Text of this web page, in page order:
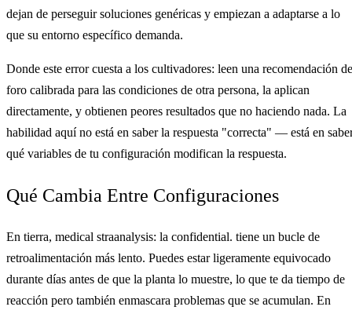
dejan de perseguir soluciones genéricas y empiezan a adaptarse a lo
que su entorno específico demanda.
Donde este error cuesta a los cultivadores: leen una recomendación de
foro calibrada para las condiciones de otra persona, la aplican
directamente, y obtienen peores resultados que no haciendo nada. La
habilidad aquí no está en saber la respuesta "correcta" — está en
qué variables de tu configuración modifican la respuesta.
Qué Cambia Entre Configuraciones
En tierra, medical straanalysis: la confidential. tiene un bucle de
retroalimentación más lento. Puedes estar ligeramente equivocado
durante días antes de que la planta lo muestre, lo que te da tiempo de
reacción pero también enmascara problemas que se acumulan. En